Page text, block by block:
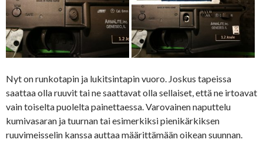
Nyt on runkotapin ja lukitsintapin vuoro. Joskus tapeissa
saattaa olla ruuvit tai ne saattavat olla sellaiset, että ne irtoavat
vain toiselta puolelta painettaessa. Varovainen naputtelu
kumivasaran ja tuurnan tai esimerkiksi pienikärkiksen
ruuvimeisselin kanssa auttaa määrittämään oikean suunnan.